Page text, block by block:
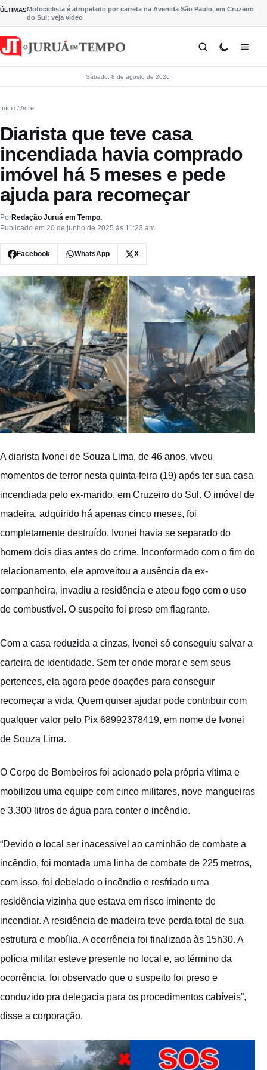
Pular para o conteúdo
ÚLTIMASMotociclista é atropelado por carreta na Avenida São Paulo, em Cruzeiro
do Sul; veja vídeo
Sábado, 8 de agosto de 2026
Início / Acre
Diarista que teve casa
incendiada havia comprado
imóvel há 5 meses e pede
ajuda para recomeçar
PorRedação Juruá em Tempo.
Publicado em 20 de junho de 2025 às 11:23 am
Facebook WhatsApp X
A diarista Ivonei de Souza Lima, de 46 anos, viveu
momentos de terror nesta quinta-feira (19) após ter sua casa
incendiada pelo ex-marido, em Cruzeiro do Sul. O imóvel de
madeira, adquirido há apenas cinco meses, foi
completamente destruído. Ivonei havia se separado do
homem dois dias antes do crime. Inconformado com o fim do
relacionamento, ele aproveitou a ausência da ex-
companheira, invadiu a residência e ateou fogo com o uso
de combustível. O suspeito foi preso em flagrante.
Com a casa reduzida a cinzas, Ivonei só conseguiu salvar a
carteira de identidade. Sem ter onde morar e sem seus
pertences, ela agora pede doações para conseguir
recomeçar a vida. Quem quiser ajudar pode contribuir com
qualquer valor pelo Pix 68992378419, em nome de Ivonei
de Souza Lima.
O Corpo de Bombeiros foi acionado pela própria vítima e
mobilizou uma equipe com cinco militares, nove mangueiras
e 3.300 litros de água para conter o incêndio.
“Devido o local ser inacessível ao caminhão de combate a
incêndio, foi montada uma linha de combate de 225 metros,
com isso, foi debelado o incêndio e resfriado uma
residência vizinha que estava em risco iminente de
incendiar. A residência de madeira teve perda total de sua
estrutura e mobília. A ocorrência foi finalizada às 15h30. A
polícia militar esteve presente no local e, ao término da
ocorrência, foi observado que o suspeito foi preso e
conduzido pra delegacia para os procedimentos cabíveis”,
disse a corporação.